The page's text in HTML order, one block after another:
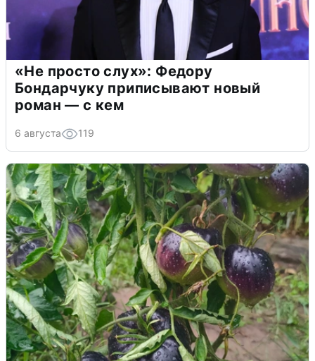
«Не просто слух»: Федору
Бондарчуку приписывают новый
роман — с кем
6 августа 119